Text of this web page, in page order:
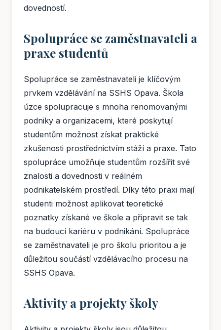
dovedností.
Spolupráce se zaměstnavateli a
praxe studentů
Spolupráce se zaměstnavateli je klíčovým
prvkem vzdělávání na SSHS Opava. Škola
úzce spolupracuje s mnoha renomovanými
podniky a organizacemi, které poskytují
studentům možnost získat praktické
zkušenosti prostřednictvím stáží a praxe. Tato
spolupráce umožňuje studentům rozšířit své
znalosti a dovednosti v reálném
podnikatelském prostředí. Díky této praxi mají
studenti možnost aplikovat teoretické
poznatky získané ve škole a připravit se tak
na budoucí kariéru v podnikání. Spolupráce
se zaměstnavateli je pro školu prioritou a je
důležitou součástí vzdělávacího procesu na
SSHS Opava.
Aktivity a projekty školy